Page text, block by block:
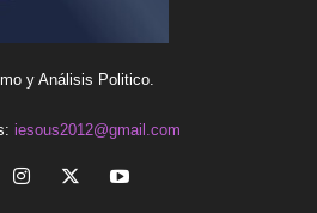
y Análisis Politico.
iesous2012@gmail.com